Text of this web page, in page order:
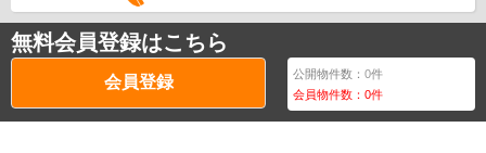
無料会員登録はこちら
会員登録 公開物件数：0件
会員物件数：0件